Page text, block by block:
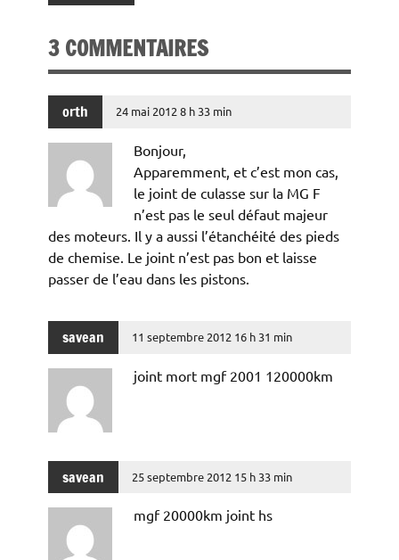
3 COMMENTAIRES
orth 24 mai 2012 8 h 33 min
Bonjour,
Apparemment, et c’est mon cas,
le joint de culasse sur la MG F
n’est pas le seul défaut majeur
des moteurs. Il y a aussi l’étanchéité des pieds
de chemise. Le joint n’est pas bon et laisse
passer de l’eau dans les pistons.
savean 11 septembre 2012 16 h 31 min
joint mort mgf 2001 120000km
savean 25 septembre 2012 15 h 33 min
mgf 20000km joint hs